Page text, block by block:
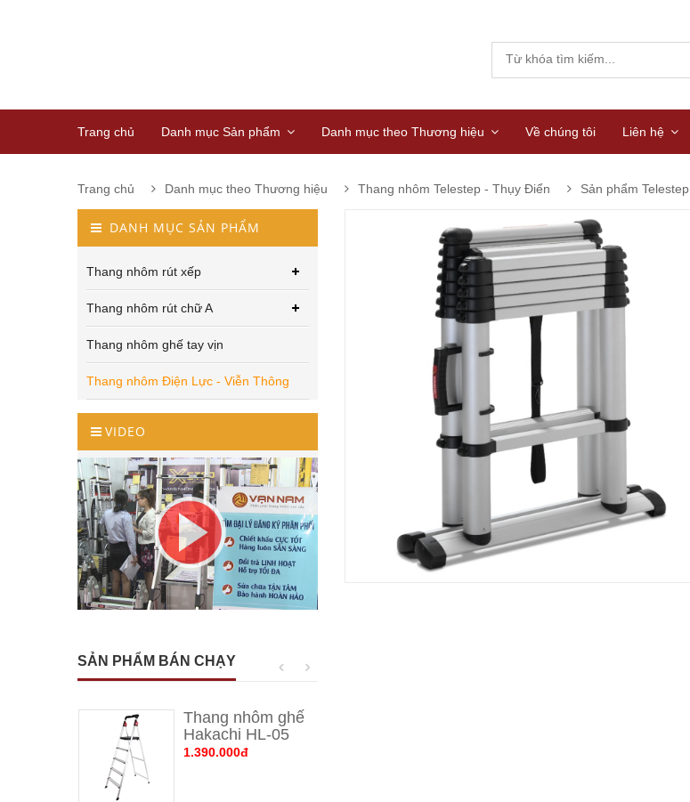
Trang chủ Danh mục Sản phẩm Danh mục theo Thương hiệu Về chúng tôi Liên hệ
Trang chủ Danh mục theo Thương hiệu Thang nhôm Telestep - Thụy Điển Sản phẩm Telestep
DANH MỤC SẢN PHẨM
Thang nhôm rút xếp
Thang nhôm rút chữ A
Thang nhôm ghế tay vịn
Thang nhôm Điện Lực - Viễn Thông
VIDEO
SẢN PHẨM BÁN CHẠY
Thang nhôm ghế
Hakachi HL-05
1.390.000đ